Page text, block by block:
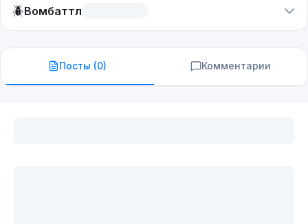
🪲Вомбаттл
Посты (0) Комментарии